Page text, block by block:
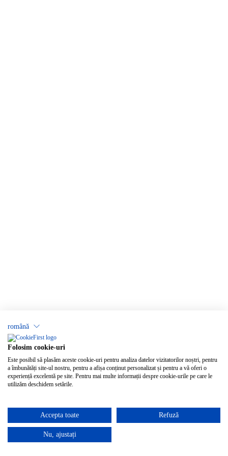
română
Folosim cookie-uri
Este posibil să plasăm aceste cookie-uri pentru analiza datelor vizitatorilor noștri, pentru
a îmbunătăți site-ul nostru, pentru a afișa conținut personalizat și pentru a vă oferi o
experiență excelentă pe site. Pentru mai multe informații despre cookie-urile pe care le
utilizăm deschidem setările.
Accepta toate Refuză
Nu, ajustați